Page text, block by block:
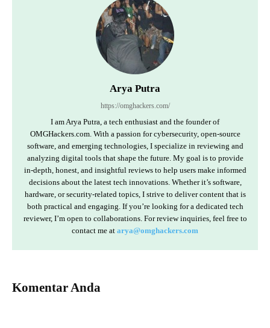
Arya Putra
https://omghackers.com/
I am Arya Putra, a tech enthusiast and the founder of
OMGHackers.com. With a passion for cybersecurity, open-source
software, and emerging technologies, I specialize in reviewing and
analyzing digital tools that shape the future. My goal is to provide
in-depth, honest, and insightful reviews to help users make informed
decisions about the latest tech innovations. Whether it’s software,
hardware, or security-related topics, I strive to deliver content that is
both practical and engaging. If you’re looking for a dedicated tech
reviewer, I’m open to collaborations. For review inquiries, feel free to
contact me at arya@omghackers.com
Komentar Anda